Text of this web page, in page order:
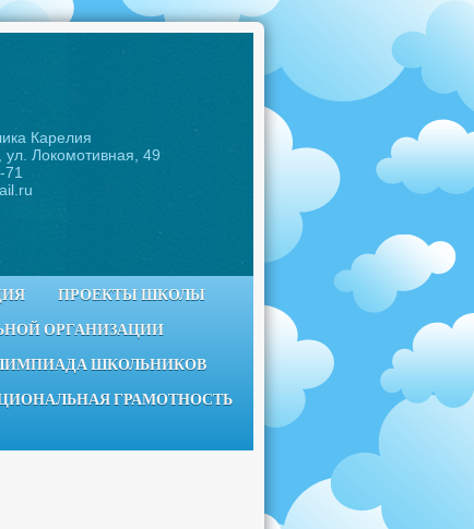
Карелия
ул. Локомотивная, 49
ПРОЕКТЫ ШКОЛЫ
ОРГАНИЗАЦИИ
ШКОЛЬНИКОВ
ГРАМОТНОСТЬ